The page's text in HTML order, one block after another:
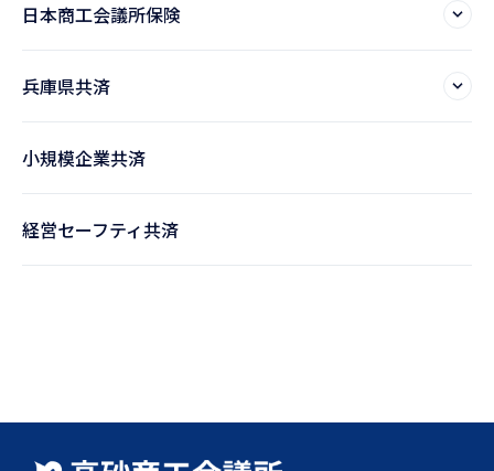
日本商工会議所保険
兵庫県共済
小規模企業共済
経営セーフティ共済